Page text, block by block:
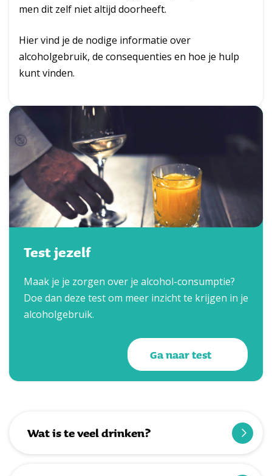
men dit zelf niet altijd doorheeft.
Hier vind je de nodige informatie over
alcoholgebruik, de consequenties en hoe je hulp
kunt vinden.
Test jezelf
Maak je je zorgen over je alcohol-consumptie?
Doe dan deze test om meer inzicht te krijgen in je
alcoholgebruik.
Ga naar test
Wat is te veel drinken?